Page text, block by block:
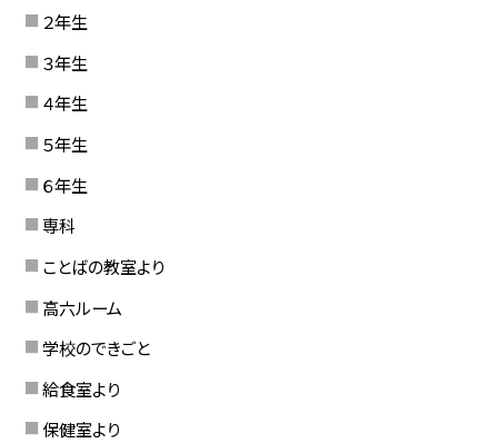
２年生
３年生
４年生
５年生
６年生
専科
ことばの教室より
高六ルーム
学校のできごと
給食室より
保健室より